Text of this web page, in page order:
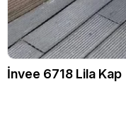
İnvee 6718 Lila Kap